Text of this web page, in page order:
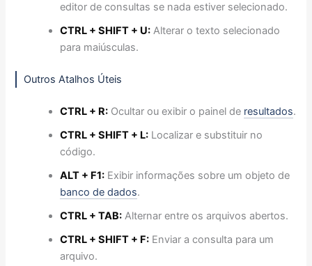
editor de consultas se nada estiver selecionado.
CTRL + SHIFT + U: Alterar o texto selecionado
para maiúsculas.
Outros Atalhos Úteis
CTRL + R: Ocultar ou exibir o painel de resultados.
CTRL + SHIFT + L: Localizar e substituir no
código.
ALT + F1: Exibir informações sobre um objeto de
banco de dados.
CTRL + TAB: Alternar entre os arquivos abertos.
CTRL + SHIFT + F: Enviar a consulta para um
arquivo.